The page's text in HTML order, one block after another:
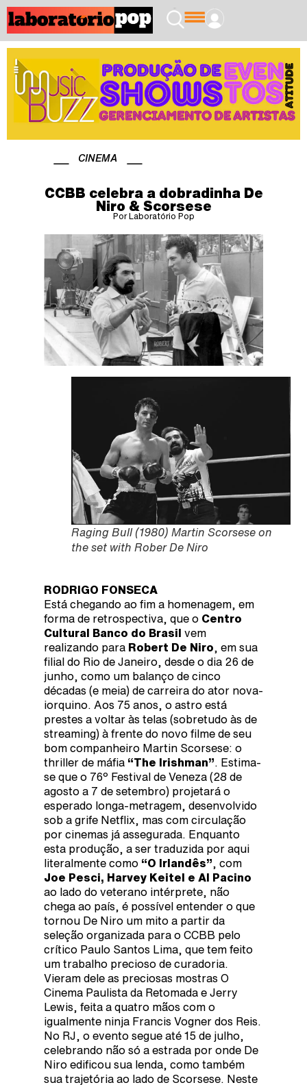
CINEMA
CCBB celebra a dobradinha De
Niro & Scorsese
Por Laboratório Pop
Raging Bull (1980) Martin Scorsese on
the set with Rober De Niro
RODRIGO FONSECA
Está chegando ao fim a homenagem, em
forma de retrospectiva, que o Centro
Cultural Banco do Brasil
vem
realizando para Robert De Niro , em sua
filial do Rio de Janeiro, desde o dia 26 de
junho, como um balanço de cinco
décadas (e meia) de carreira do ator nova-
iorquino. Aos 75 anos, o astro está
prestes a voltar às telas (sobretudo às de
streaming) à frente do novo filme de seu
bom companheiro Martin Scorsese: o
thriller de máfia “The Irishman” . Estima-
se que o 76º Festival de Veneza (28 de
agosto a 7 de setembro) projetará o
esperado longa-metragem, desenvolvido
sob a grife Netflix, mas com circulação
por cinemas já assegurada. Enquanto
esta produção, a ser traduzida por aqui
literalmente como “O Irlandês” , com
Joe Pesci, Harvey Keitel e Al Pacino
ao lado do veterano intérprete, não
chega ao país, é possível entender o que
tornou De Niro um mito a partir da
seleção organizada para o CCBB pelo
crítico Paulo Santos Lima, que tem feito
um trabalho precioso de curadoria.
Vieram dele as preciosas mostras O
Cinema Paulista da Retomada e Jerry
Lewis, feita a quatro mãos com o
igualmente ninja Francis Vogner dos Reis.
No RJ, o evento segue até 15 de julho,
celebrando não só a estrada por onde De
Niro edificou sua lenda, como também
sua trajetória ao lado de Scorsese. Neste